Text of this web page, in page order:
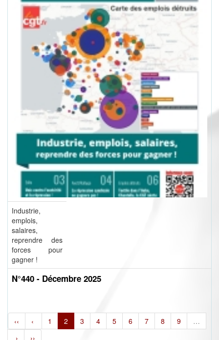
Industrie,
emplois,
salaires,
reprendre des
forces pour
gagner !
N°440 - Décembre 2025
‹‹ ‹ 1 2 3 4 5 6 7 8 9
…
›
››